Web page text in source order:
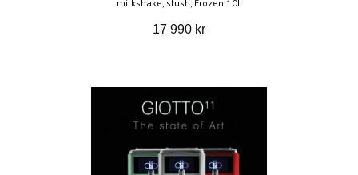
milkshake, slush, Frozen 10L
17 990 kr